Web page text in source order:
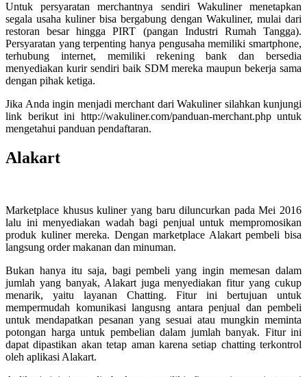
Untuk persyaratan merchantnya sendiri Wakuliner menetapkan
segala usaha kuliner bisa bergabung dengan Wakuliner, mulai dari
restoran besar hingga PIRT (pangan Industri Rumah Tangga).
Persyaratan yang terpenting hanya pengusaha memiliki smartphone,
terhubung internet, memiliki rekening bank dan bersedia
menyediakan kurir sendiri baik SDM mereka maupun bekerja sama
dengan pihak ketiga.
Jika Anda ingin menjadi merchant dari Wakuliner silahkan kunjungi
link berikut ini http://wakuliner.com/panduan-merchant.php untuk
mengetahui panduan pendaftaran.
Alakart
Marketplace khusus kuliner yang baru diluncurkan pada Mei 2016
lalu ini menyediakan wadah bagi penjual untuk mempromosikan
produk kuliner mereka. Dengan marketplace Alakart pembeli bisa
langsung order makanan dan minuman.
Bukan hanya itu saja, bagi pembeli yang ingin memesan dalam
jumlah yang banyak, Alakart juga menyediakan fitur yang cukup
menarik, yaitu layanan Chatting. Fitur ini bertujuan untuk
mempermudah komunikasi langusng antara penjual dan pembeli
untuk mendapatkan pesanan yang sesuai atau mungkin meminta
potongan harga untuk pembelian dalam jumlah banyak. Fitur ini
dapat dipastikan akan tetap aman karena setiap chatting terkontrol
oleh aplikasi Alakart.